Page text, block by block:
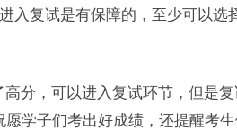
入复试是有保障的，至少可以选
分，可以进入复试环节，但是
学子们考出好成绩，还提醒考